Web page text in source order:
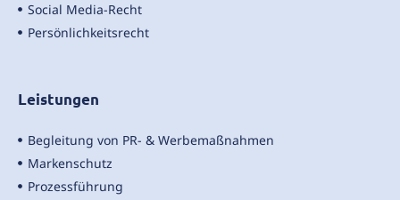
Social Media-Recht
Persönlichkeitsrecht
Leistungen
Begleitung von PR- & Werbemaßnahmen
Markenschutz
Prozessführung